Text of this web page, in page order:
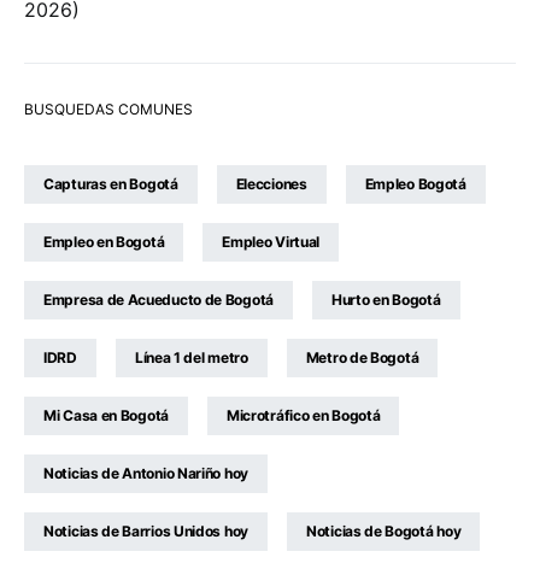
2026
BUSQUEDAS COMUNES
Capturas en Bogotá Elecciones Empleo Bogotá
Empleo en Bogotá Empleo Virtual
Empresa de Acueducto de Bogotá Hurto en Bogotá
IDRD Línea 1 del metro Metro de Bogotá
Mi Casa en Bogotá Microtráfico en Bogotá
Noticias de Antonio Nariño hoy
Noticias de Barrios Unidos hoy Noticias de Bogotá hoy